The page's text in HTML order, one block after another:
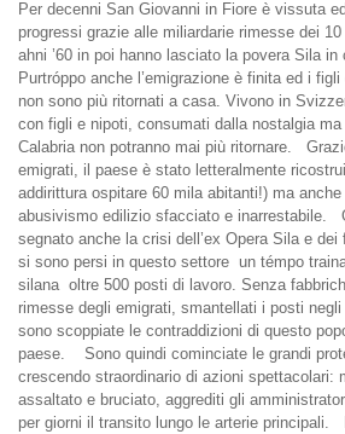
Per decenni San Giovanni in Fiore è vissuta
progressi grazie alle miliardarie rimesse dei
ahni ’60 in poi hanno lasciato la povera Sila in
Purtróppo anche l’emigrazione è finita ed i
non sono più ritornati a casa. Vivono in
con figli e nipoti, consumati dalla nostalgia
Calabria non potranno mai più ritornare.
emigrati, il paese è stato letteralmente
addirittura ospitare 60 mila abitanti!) ma
abusivismo edilizio sfacciato e inarrestabile.
segnato anche la crisi dell’ex Opera Sila e
si sono persi in questo settore  un témpo
silana  oltre 500 posti di lavoro. Senza
rimesse degli emigrati, smantellati i posti negli
sono scoppiate le contraddizioni di questo
paese.
Sono quindi cominciate le grandi
crescendo straordinario di azioni spettacolari:
assaltato e bruciato, aggrediti gli
per giorni il transito lungo le arterie principali.